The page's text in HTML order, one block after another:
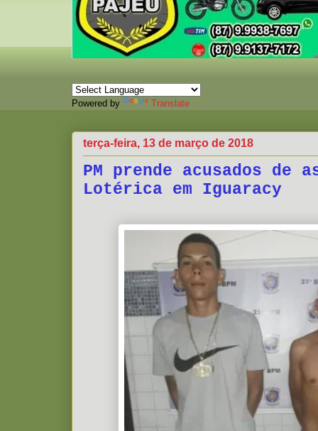
Powered by Translate
terça-feira, 13 de março de 2018
PM prende acusados de
Lotérica em Iguaracy